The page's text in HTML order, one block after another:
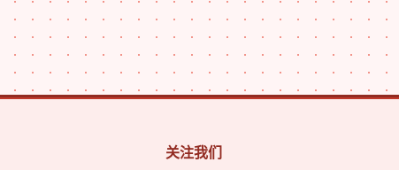
关注我们